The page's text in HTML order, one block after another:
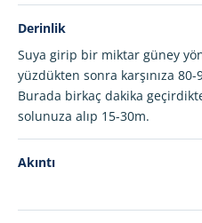
Derinlik
Suya girip bir miktar güney
yüzdükten sonra karşınıza
Burada birkaç dakika
solunuza alıp 15-30m.
Akıntı